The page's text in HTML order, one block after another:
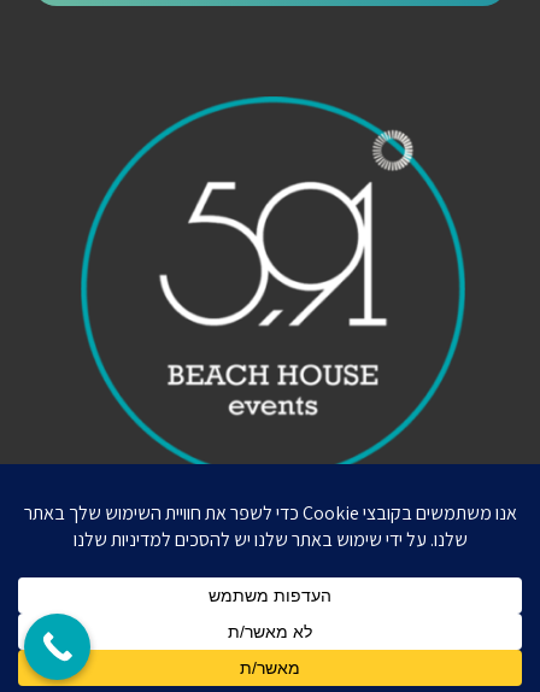
Weddify © עיצוב ובניה סטודיו ליבי מור ©
כל הזכויות שמורות ל5.91 אירועים